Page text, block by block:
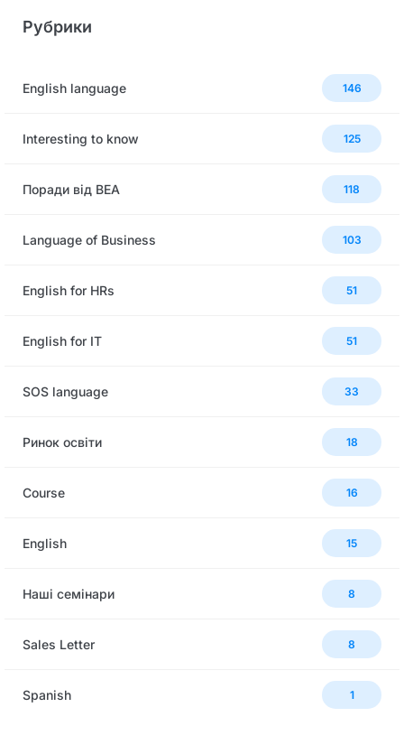
Рубрики
English language 146
Interesting to know 125
Поради від BEA 118
Language of Business 103
English for HRs 51
English for IT 51
SOS language 33
Ринок освіти 18
Сourse 16
English 15
Наші семінари 8
Sales Letter 8
Spanish 1